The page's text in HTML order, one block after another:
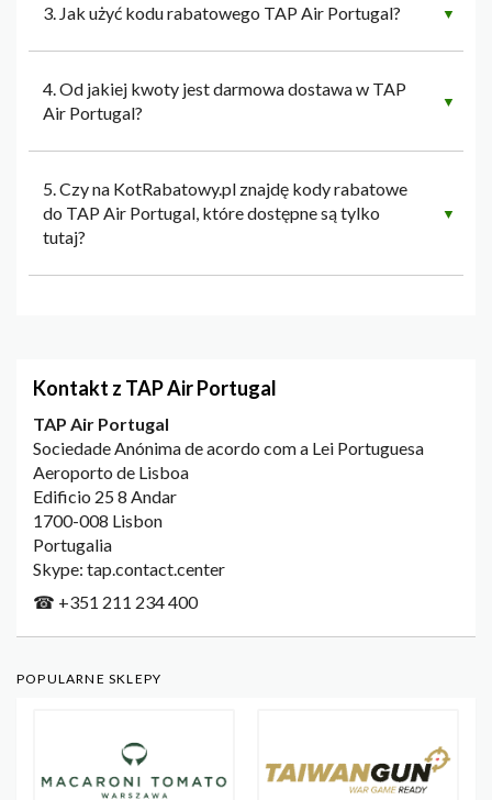
3. Jak użyć kodu rabatowego TAP Air Portugal? ▼
4. Od jakiej kwoty jest darmowa dostawa w TAP
Air Portugal?
▼
5. Czy na KotRabatowy.pl znajdę kody rabatowe
do TAP Air Portugal, które dostępne są tylko
tutaj?
▼
Kontakt z TAP Air Portugal
TAP Air Portugal
Sociedade Anónima de acordo com a Lei Portuguesa
Aeroporto de Lisboa
Edificio 25 8 Andar
1700-008 Lisbon
Portugalia
Skype: tap.contact.center
☎ +351 211 234 400
POPULARNE SKLEPY